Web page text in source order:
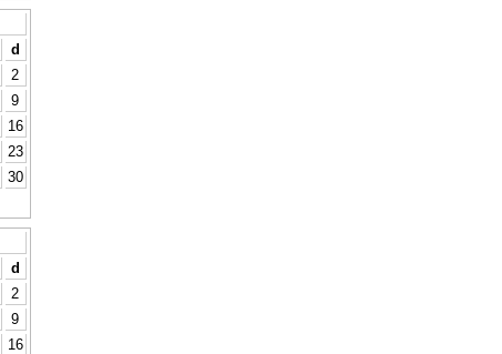
d
2
9
16
23
30
d
2
9
16